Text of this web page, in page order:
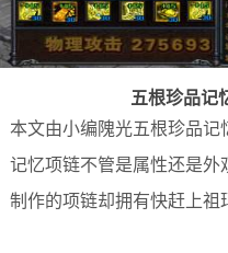
五根珍品记
本文由小编隗光五根珍品
记忆项链不管是属性还是
制作的项链却拥有快赶上